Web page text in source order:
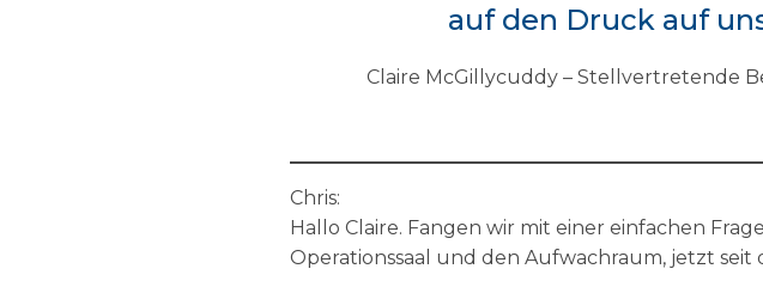
auf den Druck auf
Claire McGillycuddy – Stellvertretende
Chris:
Hallo Claire. Fangen wir mit einer einfachen
Operationssaal und den Aufwachraum, jetzt